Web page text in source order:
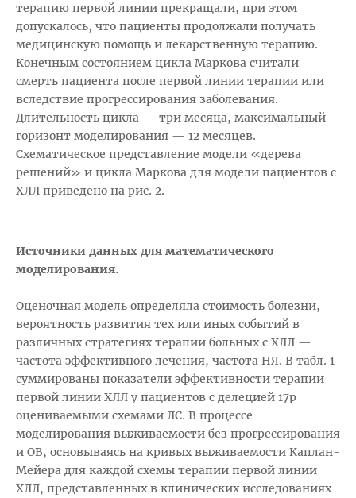
терапию первой линии прекращали, при этом
допускалось, что пациенты продолжали получать
медицинскую помощь и лекарственную терапию.
Конечным состоянием цикла Маркова считали
смерть пациента после первой линии терапии или
вследствие прогрессирования заболевания.
Длительность цикла — три месяца, максимальный
горизонт моделирования — 12 месяцев.
Схематическое представление модели «дерева
решений» и цикла Маркова для модели пациентов с
ХЛЛ приведено на рис. 2.
Источники данных для математического
моделирования.
Оценочная модель определяла стоимость болезни,
вероятность развития тех или иных событий в
различных стратегиях терапии больных с ХЛЛ —
частота эффективного лечения, частота НЯ. В табл. 1
суммированы показатели эффективности терапии
первой линии ХЛЛ у пациентов с делецией 17р
оцениваемыми схемами ЛС. В процессе
моделирования выживаемости без прогрессирования
и ОВ, основываясь на кривых выживаемости Каплан-
Мейера для каждой схемы терапии первой линии
ХЛЛ, представленных в клинических исследованиях